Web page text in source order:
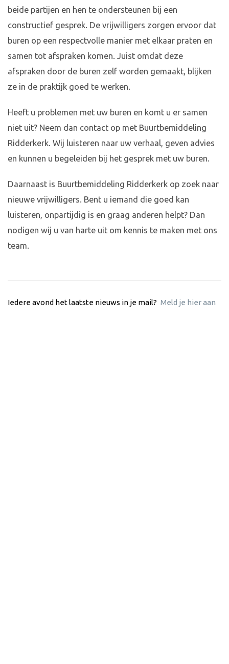
beide partijen en hen te ondersteunen bij een
constructief gesprek. De vrijwilligers zorgen ervoor dat
buren op een respectvolle manier met elkaar praten en
samen tot afspraken komen. Juist omdat deze
afspraken door de buren zelf worden gemaakt, blijken
ze in de praktijk goed te werken.
Heeft u problemen met uw buren en komt u er samen
niet uit? Neem dan contact op met Buurtbemiddeling
Ridderkerk. Wij luisteren naar uw verhaal, geven advies
en kunnen u begeleiden bij het gesprek met uw buren.
Daarnaast is Buurtbemiddeling Ridderkerk op zoek naar
nieuwe vrijwilligers. Bent u iemand die goed kan
luisteren, onpartijdig is en graag anderen helpt? Dan
nodigen wij u van harte uit om kennis te maken met ons
team.
Iedere avond het laatste nieuws in je mail? Meld je hier aan